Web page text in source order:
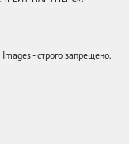
- строго запрещено.